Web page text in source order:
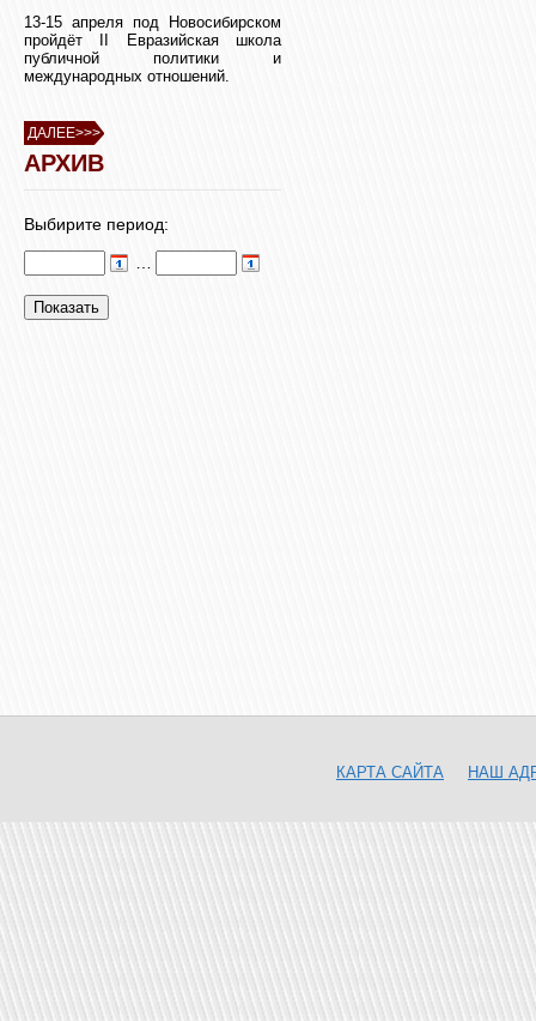
13-15 апреля под Новосибирском
пройдёт II Евразийская школа
публичной политики и
международных отношений.
ДАЛЕЕ>>>
АРХИВ
Выбирите период:
КАРТА САЙТА НАШ